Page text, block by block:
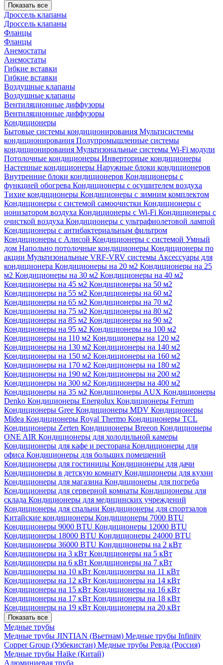
Показать все
Дроссель клапаны
Дроссель клапаны
Фланцы
Фланцы
Анемостаты
Анемостаты
Гибкие вставки
Гибкие вставки
Воздушные клапаны
Воздушные клапаны
Вентиляционные диффузоры
Вентиляционные диффузоры
Кондиционеры
Бытовые системы кондиционирования Мультисистемы
кондиционирования Полупромышленные системы
кондиционирования Мультизональные системы Wi-Fi модули
Потолочные кондиционеры Инверторные кондиционеры
Настенные кондиционеры Наружные блоки кондиционеров
Внутренние блоки кондиционеров Кондиционеры с
функцией обогрева Кондиционеры с осушителем воздуха
Тихие кондиционеры Кондиционеры с зимним комплектом
Кондиционеры с системой самоочистки Кондиционеры с
ионизатором воздуха Кондиционеры с Wi-Fi Кондиционеры с
очисткой воздуха Кондиционеры с ультрафиолетовой лампой
Кондиционеры с антибактериальным фильтром
Кондиционеры с Алисой Кондиционеры с системой Умный
дом Напольно потолочные кондиционеры Кондиционеры по
акции Мультизональные VRF-VRV системы Аксессуары для
кондиционера Кондиционеры на 20 м2 Кондиционеры на 25
м2 Кондиционеры на 30 м2 Кондиционеры на 40 м2
Кондиционеры на 45 м2 Кондиционеры на 50 м2
Кондиционеры на 55 м2 Кондиционеры на 60 м2
Кондиционеры на 65 м2 Кондиционеры на 70 м2
Кондиционеры на 75 м2 Кондиционеры на 80 м2
Кондиционеры на 85 м2 Кондиционеры на 90 м2
Кондиционеры на 95 м2 Кондиционеры на 100 м2
Кондиционеры на 110 м2 Кондиционеры на 120 м2
Кондиционеры на 130 м2 Кондиционеры на 140 м2
Кондиционеры на 150 м2 Кондиционеры на 160 м2
Кондиционеры на 170 м2 Кондиционеры на 180 м2
Кондиционеры на 190 м2 Кондиционеры на 200 м2
Кондиционеры на 300 м2 Кондиционеры на 400 м2
Кондиционеры на 35 м2 Кондиционеры AUX Кондиционеры
Denko Кондиционеры Energolux Кондиционеры Ferrum
Кондиционеры Gree Кондиционеры MDV Кондиционеры
Midea Кондиционеры Royal Thermo Кондиционеры TCL
Кондиционеры Zerten Кондиционеры Breeon Кондиционеры
ONE AIR Кондиционеры для холодильной камеры
Кондиционеры для кафе и ресторана Кондиционеры для
офиса Кондиционеры для больших помещений
Кондиционеры для гостиницы Кондиционеры для дачи
Кондиционеры в детскую комнату Кондиционеры для кухни
Кондиционеры для магазина Кондиционеры для погреба
Кондиционеры для серверной комнаты Кондиционеры для
склада Кондиционеры для медицинских учреждений
Кондиционеры для спальни Кондиционеры для спортзалов
Китайские кондиционеры Кондиционеры 7000 BTU
Кондиционеры 9000 BTU Кондиционеры 12000 BTU
Кондиционеры 18000 BTU Кондиционеры 24000 BTU
Кондиционеры 36000 BTU Кондиционеры на 2 кВт
Кондиционеры на 3 кВт Кондиционеры на 5 кВт
Кондиционеры на 6 кВт Кондиционеры на 7 кВт
Кондиционеры на 10 кВт Кондиционеры на 11 кВт
Кондиционеры на 12 кВт Кондиционеры на 14 кВт
Кондиционеры на 15 кВт Кондиционеры на 16 кВт
Кондиционеры на 17 кВт Кондиционеры на 18 кВт
Кондиционеры на 19 кВт Кондиционеры на 20 кВт
Показать все
Медные трубы
Медные трубы JINTIAN (Вьетнам) Медные трубы Infinity
Copper Group (Узбекистан) Медные трубы Ревда (Россия)
Медные трубы Haike (Китай)
Алюминиевая труба